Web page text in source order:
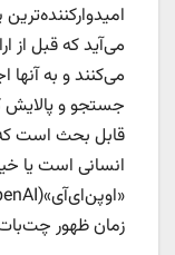
می‌آید که قبل از
می‌کنند و به آنها
جستجو و پالایش
قابل بحث است که
زمان ظهور